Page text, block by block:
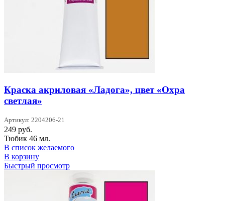
Краска акриловая «Ладога», цвет «Охра
светлая»
Артикул: 2204206-21
249 руб.
Тюбик 46 мл.
В список желаемого
В корзину
Быстрый просмотр